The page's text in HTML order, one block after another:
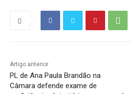
Artigo anterior
PL de Ana Paula Brandão na
Câmara defende exame de